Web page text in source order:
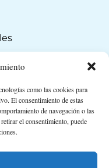
como las cookies para
El consentimiento de estas
de navegación o las
el consentimiento, puede